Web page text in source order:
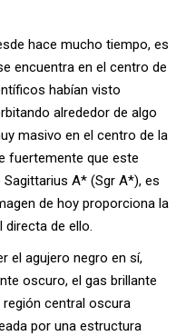
hace mucho tiempo, es
encuentra en el centro de
habían visto
alrededor de algo
masivo en el centro de la
fuertemente que este
A* (Sgr A*), es
de hoy proporciona la
directa de ello.
el agujero negro en sí,
oscuro, el gas brillante
región central oscura
por una estructura